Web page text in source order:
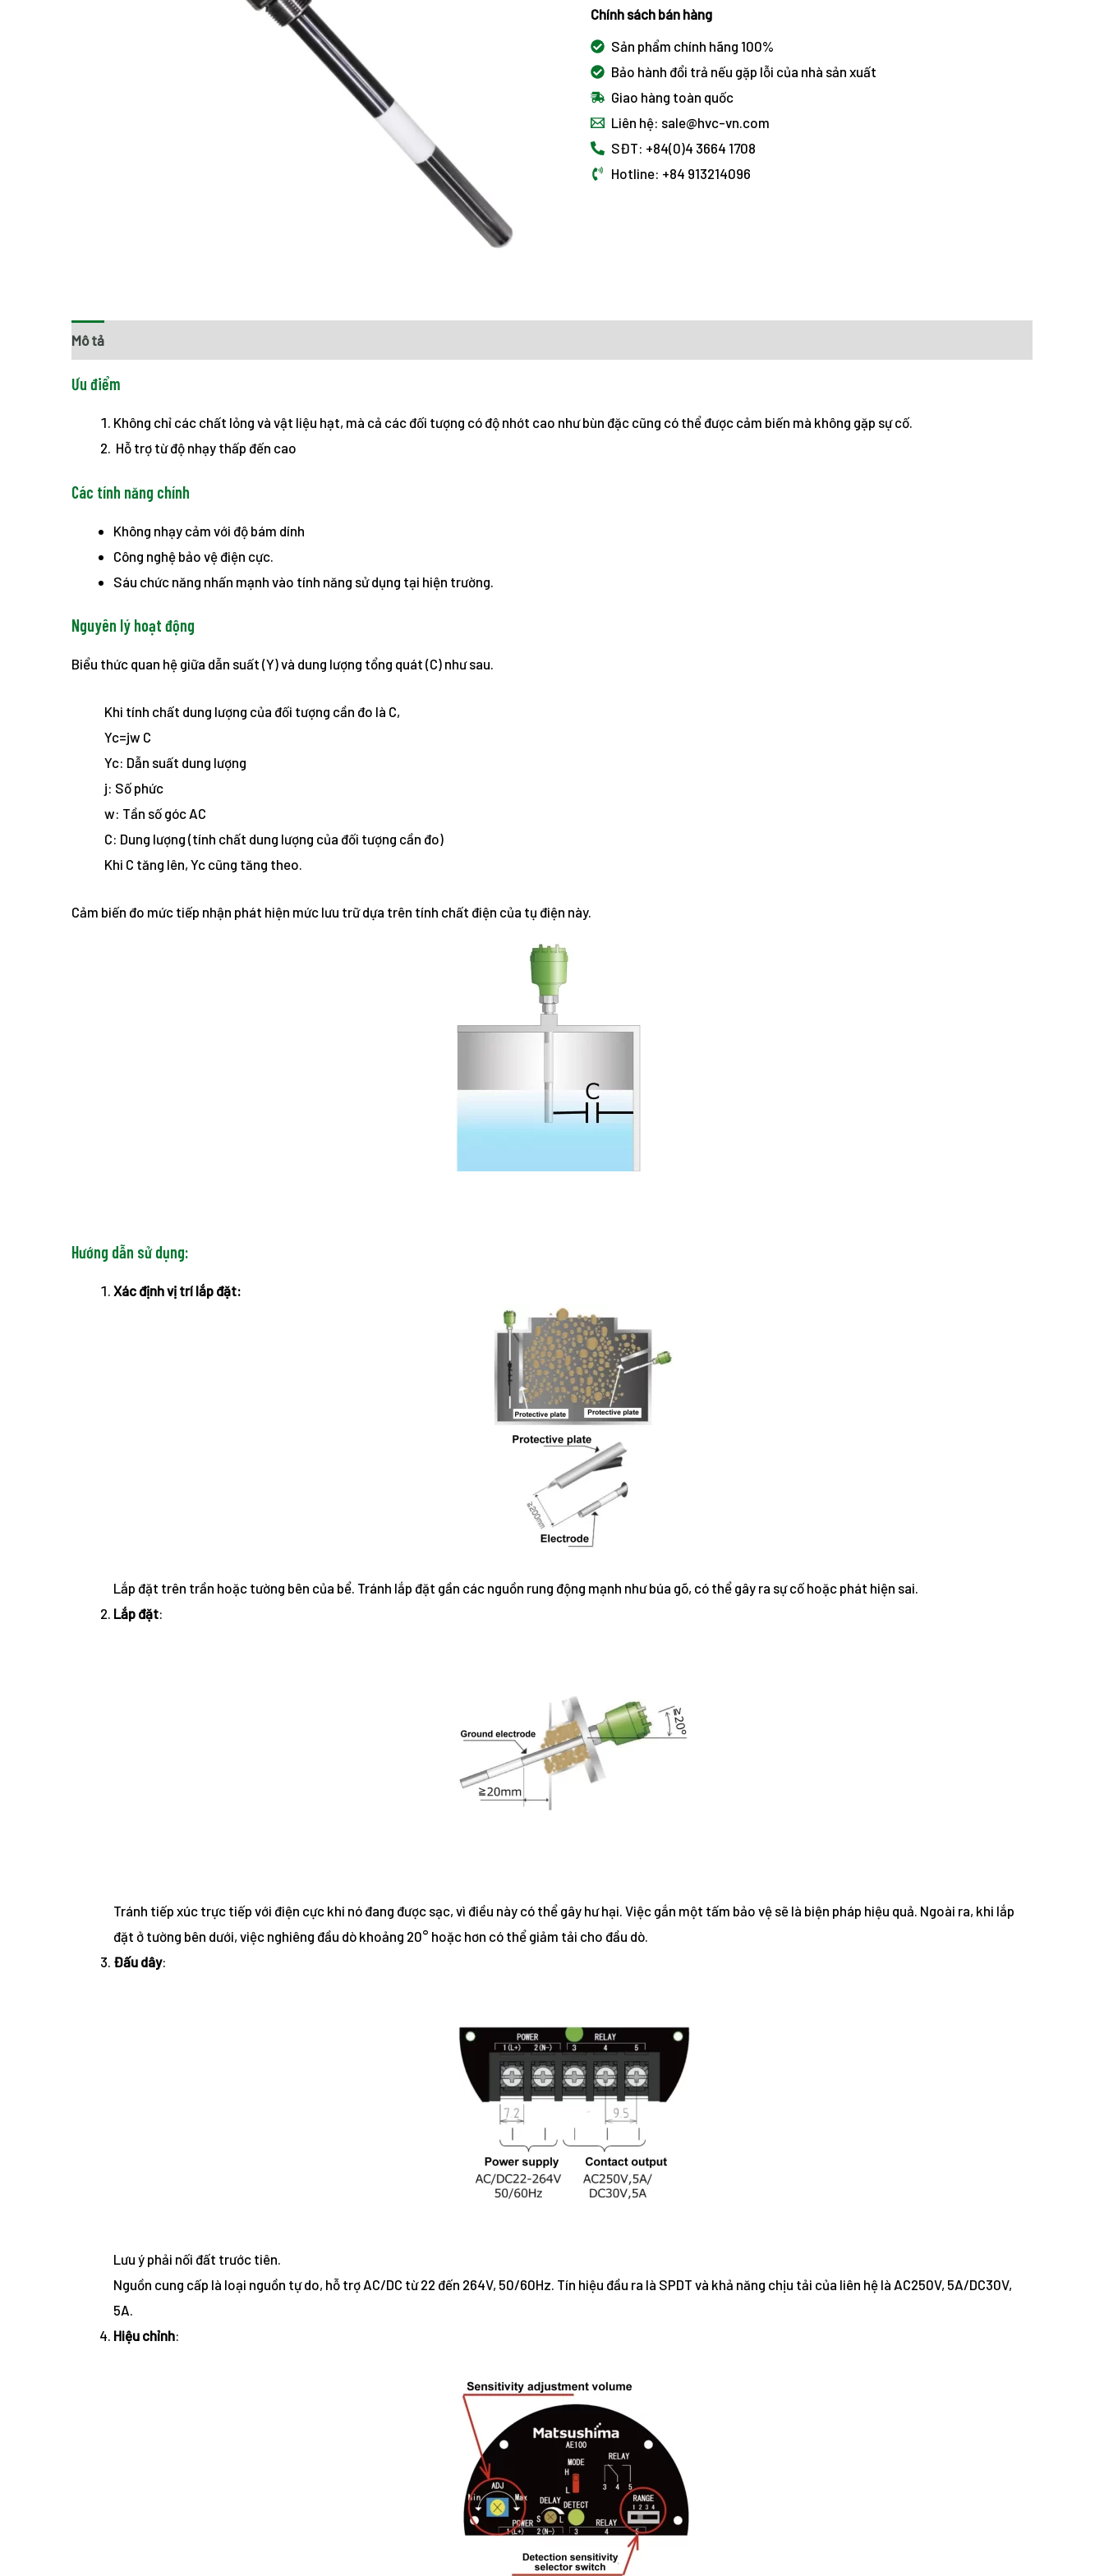
Chính sách bán hàng
Sản phẩm chính hãng 100%
Bảo hành đổi trả nếu gặp lỗi của nhà sản xuất
Giao hàng toàn quốc
Liên hệ: sale@hvc-vn.com
SĐT: +84(0)4 3664 1708
Hotline: +84 913214096
Mô tả
Ưu điểm
Không chỉ các chất lỏng và vật liệu hạt, mà cả các đối tượng có độ nhớt cao như bùn đặc cũng có thể được cảm biến mà không gặp sự cố.
Hỗ trợ từ độ nhạy thấp đến cao
Các tính năng chính
Không nhạy cảm với độ bám dính
Công nghệ bảo vệ điện cực.
Sáu chức năng nhấn mạnh vào tính năng sử dụng tại hiện trường.
Nguyên lý hoạt động
Biểu thức quan hệ giữa dẫn suất (Y) và dung lượng tổng quát (C) như sau.
Khi tính chất dung lượng của đối tượng cần đo là C,
Yc=jw C
Yc: Dẫn suất dung lượng
j: Số phức
w: Tần số góc AC
C: Dung lượng (tính chất dung lượng của đối tượng cần đo)
Khi C tăng lên, Yc cũng tăng theo.
Cảm biến đo mức tiếp nhận phát hiện mức lưu trữ dựa trên tính chất điện của tụ điện này.
Hướng dẫn sử dụng:
Xác định vị trí lắp đặt:
Lắp đặt trên trần hoặc tường bên của bể. Tránh lắp đặt gần các nguồn rung động mạnh như búa gõ, có thể gây ra sự cố hoặc phát hiện sai.
Lắp đặt:
Tránh tiếp xúc trực tiếp với điện cực khi nó đang được sạc, vì điều này có thể gây hư hại. Việc gắn một tấm bảo vệ sẽ là biện pháp hiệu quả. Ngoài ra, khi lắp
đặt ở tường bên dưới, việc nghiêng đầu dò khoảng 20° hoặc hơn có thể giảm tải cho đầu dò.
Đấu dây:
Lưu ý phải nối đất trước tiên.
Nguồn cung cấp là loại nguồn tự do, hỗ trợ AC/DC từ 22 đến 264V, 50/60Hz. Tín hiệu đầu ra là SPDT và khả năng chịu tải của liên hệ là AC250V, 5A/DC30V,
5A.
Hiệu chỉnh: